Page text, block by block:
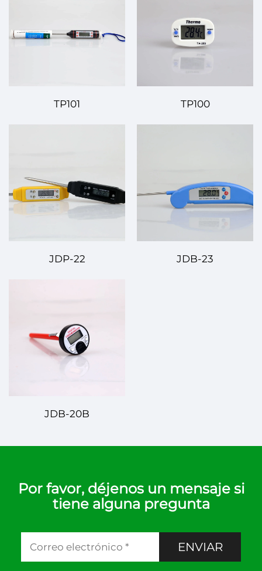
TP101 TP100
JDP-22 JDB-23
JDB-20B
Por favor, déjenos un mensaje si
tiene alguna pregunta
ENVIAR